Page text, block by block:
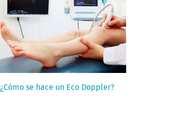
¿Cómo se hace un Eco Doppler?